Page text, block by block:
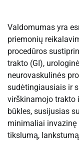
Valdomumas yra
priemonių
procedūros
trakto (GI),
neurovaskulinės
sudėtingiausiais ir
virškinamojo trakto
būkles, susijusias
minimaliai invazinę
tikslumą,